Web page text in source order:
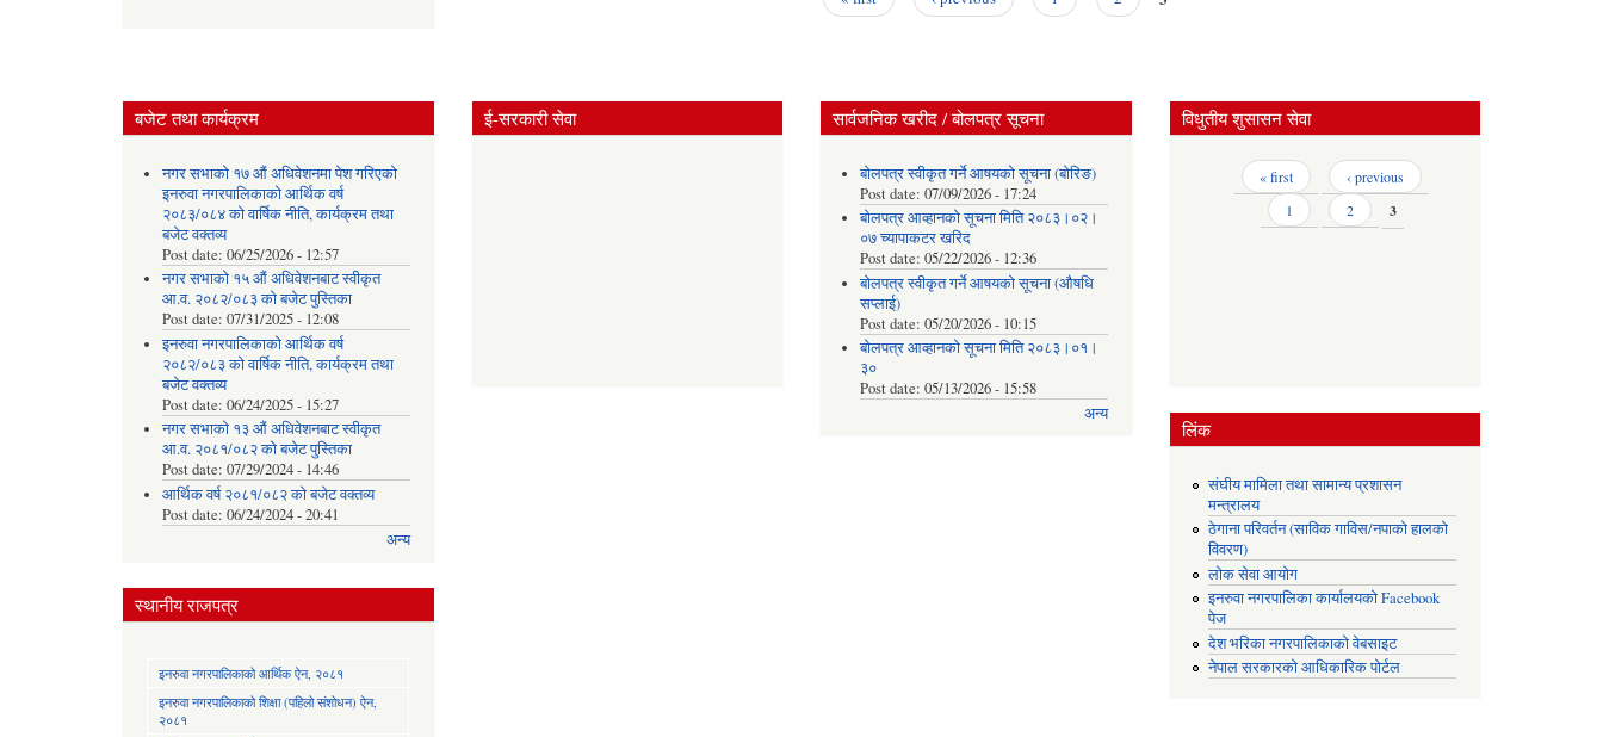
बजेट तथा कार्यक्रम
नगर सभाको १७ औं अधिवेशनमा पेश गरिएको
इनरुवा नगरपालिकाको आर्थिक वर्ष
२०८३/०८४ को वार्षिक नीति, कार्यक्रम तथा
बजेट वक्तव्य
Post date: 06/25/2026 - 12:57
नगर सभाको १५ औं अधिवेशनबाट स्वीकृत
आ.व. २०८२/०८३ को बजेट पुस्तिका
Post date: 07/31/2025 - 12:08
इनरुवा नगरपालिकाको आर्थिक वर्ष
२०८२/०८३ को वार्षिक नीति, कार्यक्रम तथा
बजेट वक्तव्य
Post date: 06/24/2025 - 15:27
नगर सभाको १३ औं अधिवेशनबाट स्वीकृत
आ.व. २०८१/०८२ को बजेट पुस्तिका
Post date: 07/29/2024 - 14:46
आर्थिक वर्ष २०८१/०८२ को बजेट वक्तव्य
Post date: 06/24/2024 - 20:41
अन्य
स्थानीय राजपत्र
इनरुवा नगरपालिकाको आर्थिक ऐन, २०८१
इनरुवा नगरपालिकाको शिक्षा (पहिलो संशोधन) ऐन,
२०८१
ई-सरकारी सेवा सार्वजनिक खरीद / बोलपत्र सूचना
बोलपत्र स्वीकृत गर्ने आषयको सूचना (बोरिङ)
Post date: 07/09/2026 - 17:24
बोलपत्र आव्हानको सूचना मिति २०८३।०२।
०७ च्यापाकटर खरिद
Post date: 05/22/2026 - 12:36
बोलपत्र स्वीकृत गर्ने आषयको सूचना (औषधि
सप्लाई)
Post date: 05/20/2026 - 10:15
बोलपत्र आव्हानको सूचना मिति २०८३।०१।
३०
Post date: 05/13/2026 - 15:58
अन्य
विधुतीय शुसासन सेवा
Pages « first
‹ previous
1
2 3
लिंक
संघीय मामिला तथा सामान्य प्रशासन
मन्त्रालय
ठेगाना परिवर्तन (साविक गाविस/नपाको हालको
विवरण)
लोक सेवा आयोग
इनरुवा नगरपालिका कार्यालयको Facebook
पेज
देश भरिका नगरपालिकाको वेबसाइट
नेपाल सरकारको आधिकारिक पोर्टल